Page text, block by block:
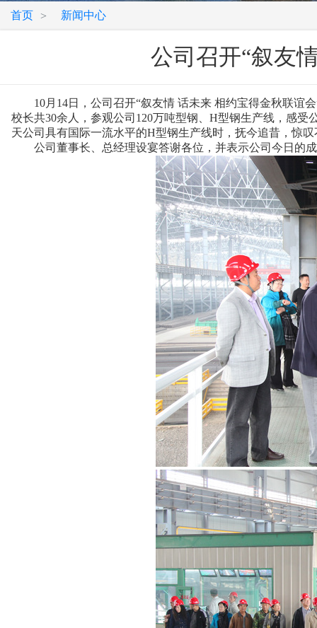
首页 > 新闻中心
公司召开“叙友
10月14日，公司召开“叙友情 话未来 相约宝得金秋联谊
校长共30余人，参观公司120万吨型钢、H型钢生产线，感
天公司具有国际一流水平的H型钢生产线时，抚今追昔，惊叹
公司董事长、总经理设宴答谢各位，并表示公司今日的成